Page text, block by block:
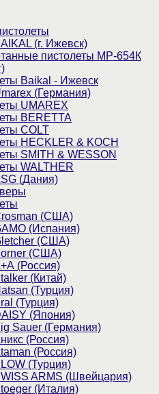
(г. Ижевск)
пистолеты МР-654К
Baikal - Ижевск
(Германия)
UMAREX
BERETTA
COLT
HECKLER & KOCH
SMITH & WESSON
WALTHER
(Дания)
(США)
(Испания)
(США)
(США)
(Россия)
(Китай)
(Турция)
(Турция)
(Япония)
Sauer (Германия)
(Россия)
(Россия)
(Турция)
ARMS (Швейцария)
(Италия)